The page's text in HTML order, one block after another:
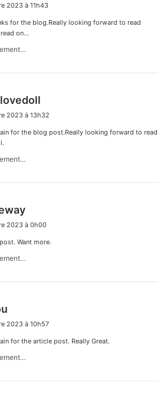
t
2023 à 11h43
for the blog.Really looking forward to read
on…
t
2023 à 13h32
for the blog post.Really looking forward to read
t
2023 à 0h00
Want more.
t
2023 à 10h57
for the article post. Really Great.